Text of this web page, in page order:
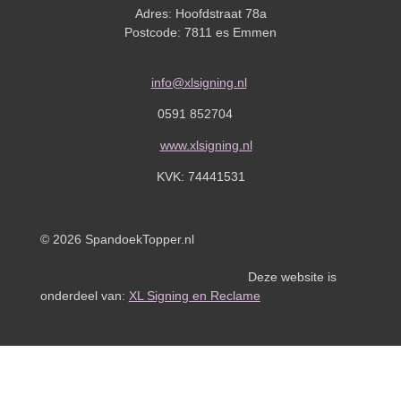
Adres: Hoofdstraat 78a
Postcode: 7811 es Emmen
info@xlsigning.nl
0591 852704
www.xlsigning.nl
KVK: 74441531
© 2026 SpandoekTopper.nl
Deze website is
onderdeel van: XL Signing en Reclame